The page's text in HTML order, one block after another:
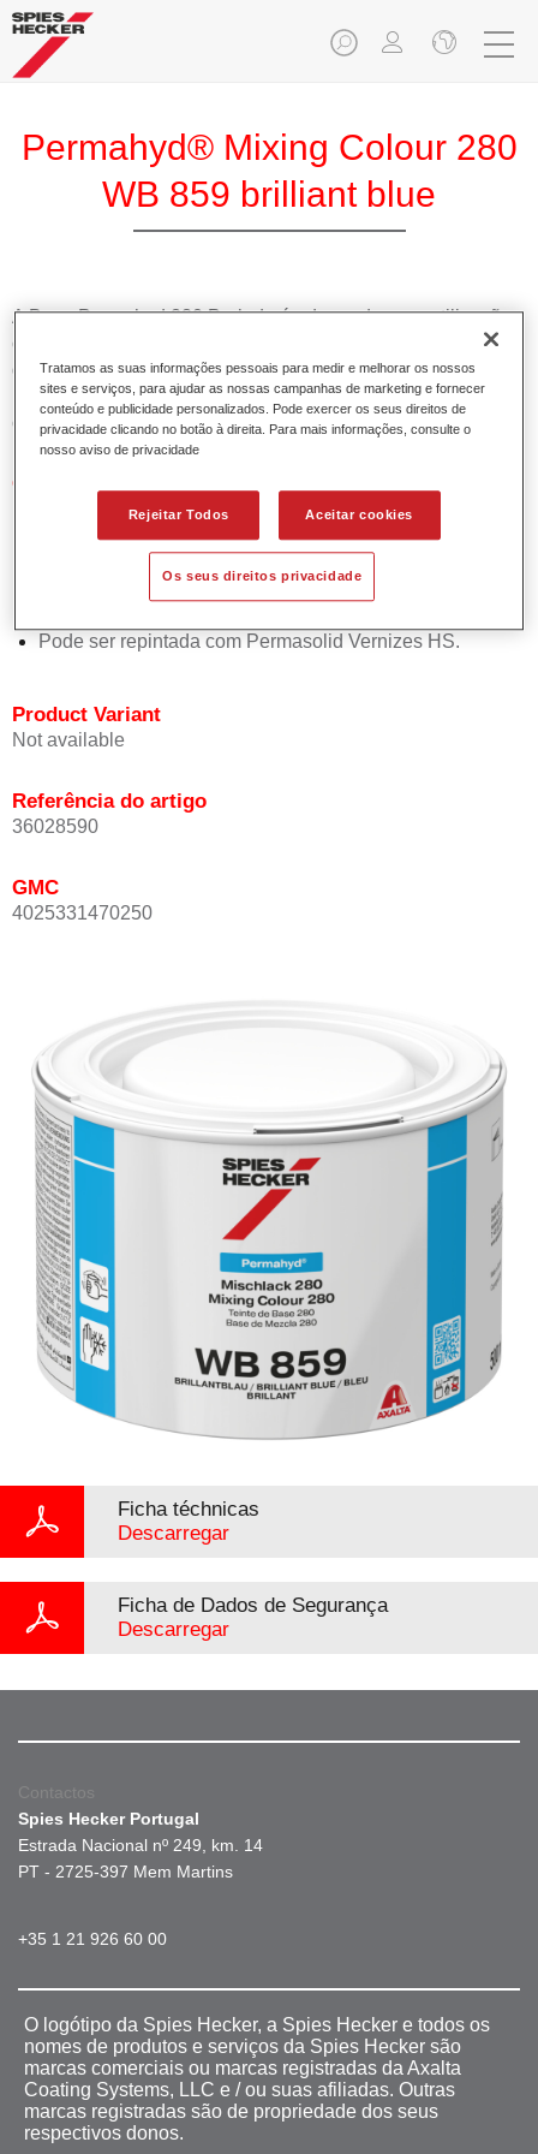
Permahyd® Mixing Colour 280
WB 859 brilliant blue
A Base Permahyd 280 Perlado é adequada para utilização
com Permahyd Base Bicamada Nacarada 285, um sistema
de base bicamada aquosa de alta qualidade. Está baseada
numa tecnologia especial de dispersão de poliuretano para
cores sólidas e de efeitos.
Características do produto
Permite uma aplicação simples e rápida numa operação
de 1.5 demãos.
Oferece boa estabilidade vertical.
Pode ser repintada com Permasolid Vernizes HS.
Product Variant
Not available
Referência do artigo
36028590
GMC
4025331470250
Ficha téchnicas
Descarregar
Ficha de Dados de Segurança
Descarregar
Contactos
Spies Hecker Portugal
Estrada Nacional nº 249, km. 14
PT - 2725-397 Mem Martins
+35 1 21 926 60 00
O logótipo da Spies Hecker, a Spies Hecker e todos os
nomes de produtos e serviços da Spies Hecker são
marcas comerciais ou marcas registradas da Axalta
Coating Systems, LLC e / ou suas afiliadas. Outras
marcas registradas são de propriedade dos seus
respectivos donos.
Tratamos as suas informações pessoais para medir e melhorar os nossos
sites e serviços, para ajudar as nossas campanhas de marketing e fornecer
conteúdo e publicidade personalizados. Pode exercer os seus direitos de
privacidade clicando no botão à direita. Para mais informações, consulte o
nosso aviso de privacidade
Rejeitar Todos Aceitar cookies
Os seus direitos privacidade